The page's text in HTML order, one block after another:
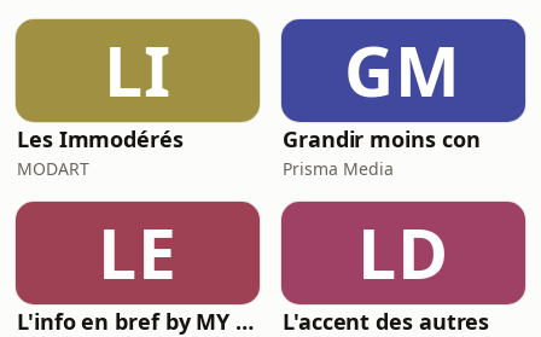
LI
Les Immodérés
MODART
GM
Grandir moins con
Prisma Media
LE
L'info en bref by MY INFO+
LD
L'accent des autres